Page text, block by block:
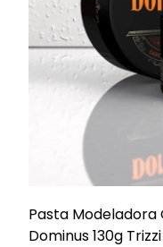
Pasta Modeladora
Dominus 130g Trizzi